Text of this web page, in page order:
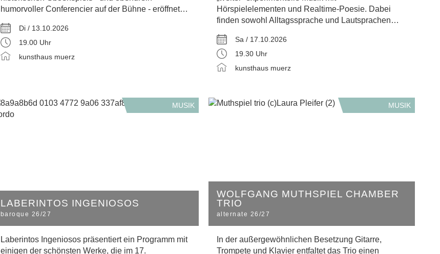
humorvoller Conferencier auf der Bühne - eröffnet…
Di / 13.10.2026
19.00 Uhr
kunsthaus muerz
Hörspielelementen und Realtime-Poesie. Dabei
finden sowohl Alltagssprache und Lautsprachen…
Sa / 17.10.2026
19.30 Uhr
kunsthaus muerz
MUSIK
LABERINTOS INGENIOSOS
baroque 26/27
Laberintos Ingeniosos präsentiert ein Programm mit
einigen der schönsten Werke, die im 17.
MUSIK
WOLFGANG MUTHSPIEL CHAMBER
TRIO
alternate 26/27
In der außergewöhnlichen Besetzung Gitarre,
Trompete und Klavier entfaltet das Trio einen